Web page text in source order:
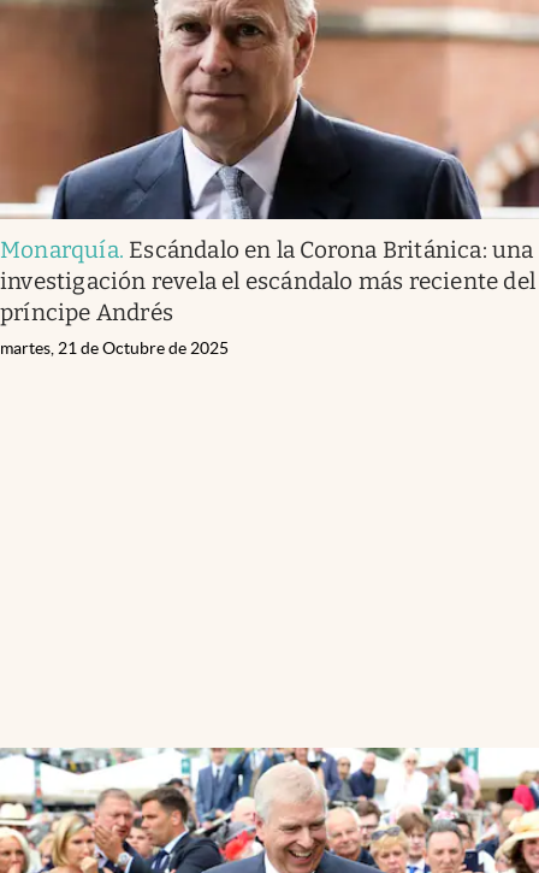
Monarquía. Escándalo en la Corona Británica: una
investigación revela el escándalo más reciente del
príncipe Andrés
martes, 21 de Octubre de 2025